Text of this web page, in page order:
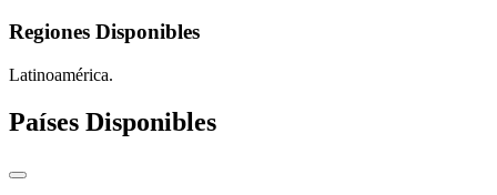
Regiones Disponibles
Latinoamérica.
Países Disponibles